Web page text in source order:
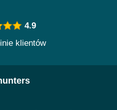
4.9
klientów